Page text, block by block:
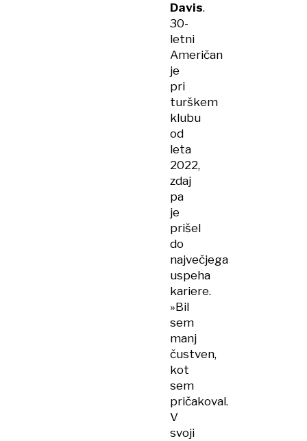
Davis.
30-
letni
Američan
je
pri
turškem
klubu
od
leta
2022,
zdaj
pa
je
prišel
do
največjega
uspeha
kariere.
»Bil
sem
manj
čustven,
kot
sem
pričakoval.
V
svoji